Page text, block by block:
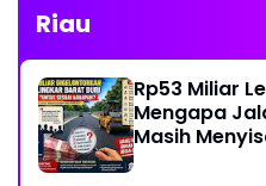
Riau
Rp53 Miliar
Mengapa
Masih